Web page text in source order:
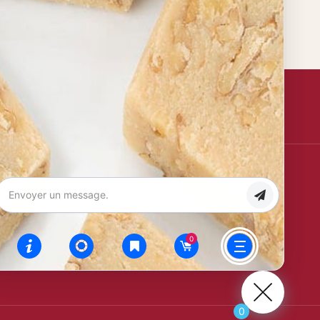
Suscribirse
(País
Certificaciones
IGP
Jijona
Gluten
Español
Aceite de
Palma
0
0